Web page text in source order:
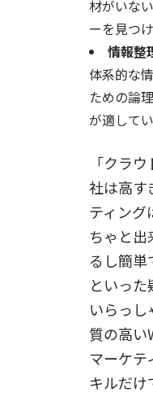
材がいな
ーを見つ
情報整
体系的な
ための論
が適して
「クラ
社は高す
ティング
ちゃと出
るし簡
といっ
いらっ
質の高
マーケテ
キルだ